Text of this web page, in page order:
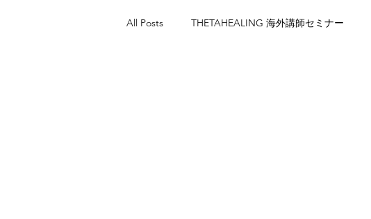
All Posts THETAHEALING 海外講師セミナー